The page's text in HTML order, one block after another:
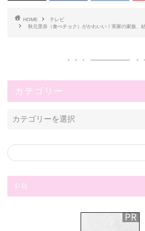
HOME
テレビ
秋元里奈（食べチョク）がかわいい！実家の家族、
カテゴリー
PR